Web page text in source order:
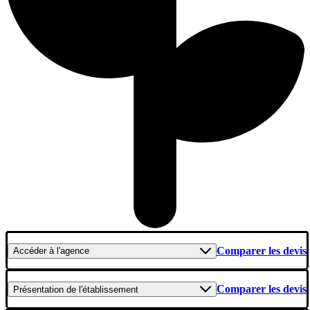
Accéderà l'agence Comparer les devis
Présentation de l'établissement Comparer les devis